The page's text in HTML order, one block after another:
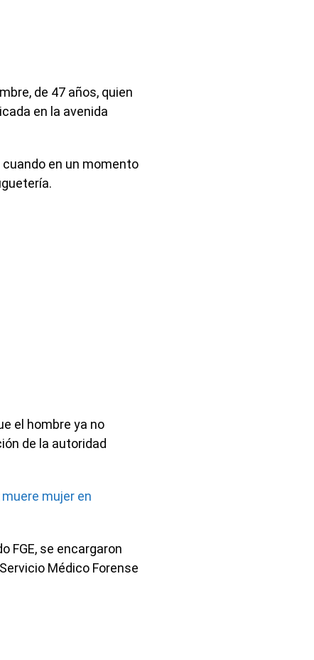
de 47 años, quien
en la avenida
en un momento
el hombre ya no
de la autoridad
mujer en
FGE, se encargaron
Médico Forense